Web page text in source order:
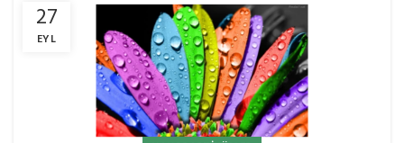
27
EYL